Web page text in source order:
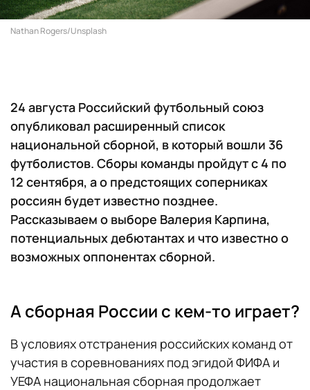
Nathan Rogers/Unsplash
24 августа Российский футбольный союз
опубликовал расширенный список
национальной сборной, в который вошли 36
футболистов. Сборы команды пройдут с 4 по
12 сентября, а о предстоящих соперниках
россиян будет известно позднее.
Рассказываем о выборе Валерия Карпина,
потенциальных дебютантах и что известно о
возможных оппонентах сборной.
А сборная России с кем-то играет?
В условиях отстранения российских команд от
участия в соревнованиях под эгидой ФИФА и
УЕФА национальная сборная продолжает